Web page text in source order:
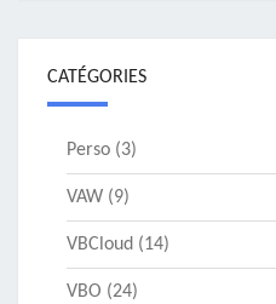
CATÉGORIES
Perso (3)
VAW (9)
VBCloud (14)
VBO (24)